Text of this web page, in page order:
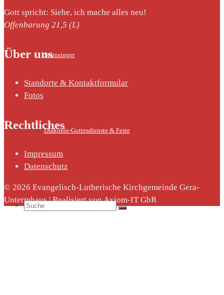
Sternsinger
Diakonie-Gottesdienste & Feste
Suche
Gott spricht: Siehe, ich mache alles neu!
Offenbarung 21,5 (L)
Über uns
Standorte & Kontaktformular
Fotos
Rechtliches
Impressum
Datenschutz
© 2026 Evangelisch-Lutherische Kirchgemeinde Gera-
Untermhaus | Realisiert von Axiom-IT GbR